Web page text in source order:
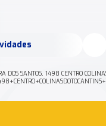
SANTOS, 1498 CENTRO